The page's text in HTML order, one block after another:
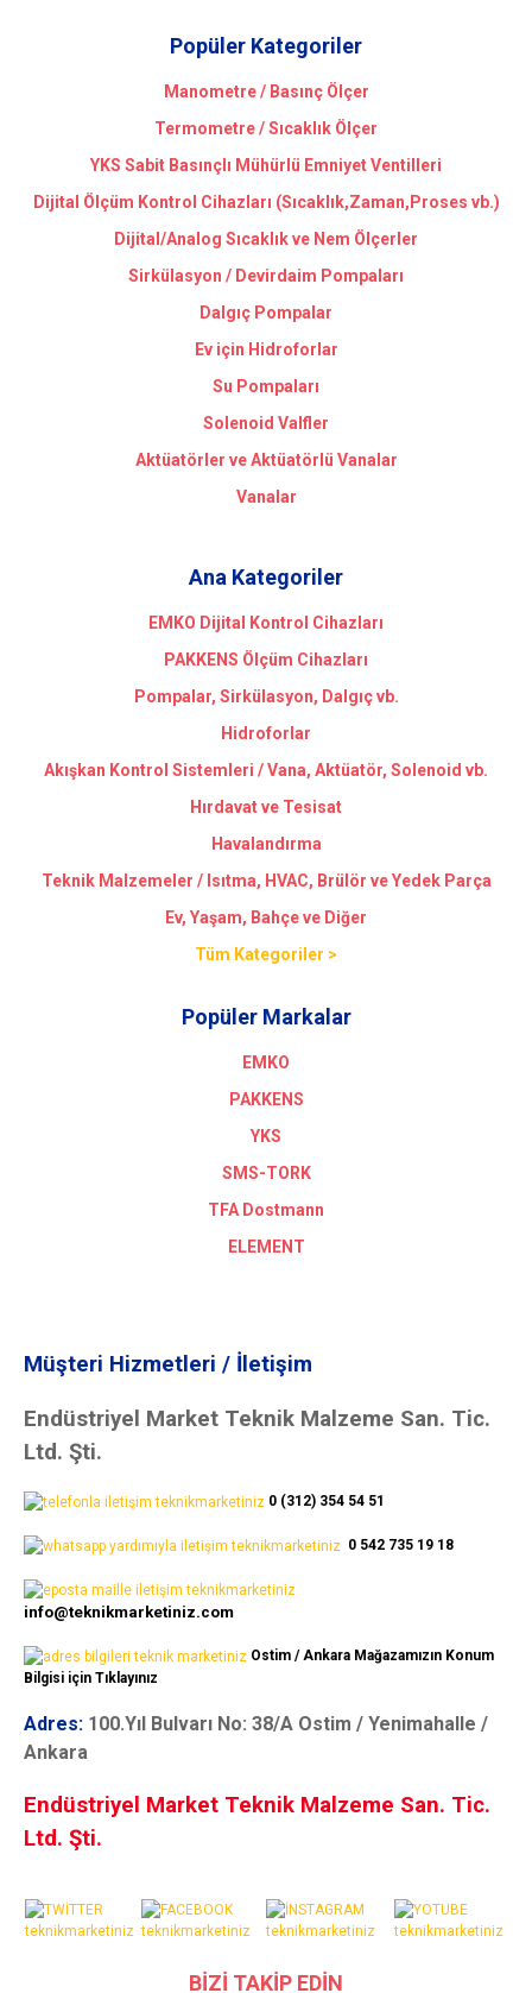
Popüler Kategoriler
Manometre / Basınç Ölçer
Termometre / Sıcaklık Ölçer
YKS Sabit Basınçlı Mühürlü Emniyet Ventilleri
Dijital Ölçüm Kontrol Cihazları (Sıcaklık,Zaman,Proses vb.)
Dijital/Analog Sıcaklık ve Nem Ölçerler
Sirkülasyon / Devirdaim Pompaları
Dalgıç Pompalar
Ev için Hidroforlar
Su Pompaları
Solenoid Valfler
Aktüatörler ve Aktüatörlü Vanalar
Vanalar
Ana Kategoriler
EMKO Dijital Kontrol Cihazları
PAKKENS Ölçüm Cihazları
Pompalar, Sirkülasyon, Dalgıç vb.
Hidroforlar
Akışkan Kontrol Sistemleri / Vana, Aktüatör, Solenoid vb.
Hırdavat ve Tesisat
Havalandırma
Teknik Malzemeler / Isıtma, HVAC, Brülör ve Yedek Parça
Ev, Yaşam, Bahçe ve Diğer
Tüm Kategoriler >
Popüler Markalar
EMKO
PAKKENS
YKS
SMS-TORK
TFA Dostmann
ELEMENT
Müşteri Hizmetleri / İletişim
Endüstriyel Market Teknik Malzeme San. Tic.
Ltd. Şti.
0 (312) 354 54 51
0 542 735 19 18
info@teknikmarketiniz.com
Ostim / Ankara Mağazamızın Konum
Bilgisi için Tıklayınız
Adres: 100.Yıl Bulvarı No: 38/A Ostim / Yenimahalle /
Ankara
Endüstriyel Market Teknik Malzeme San. Tic.
Ltd. Şti.
BİZİ TAKİP EDİN